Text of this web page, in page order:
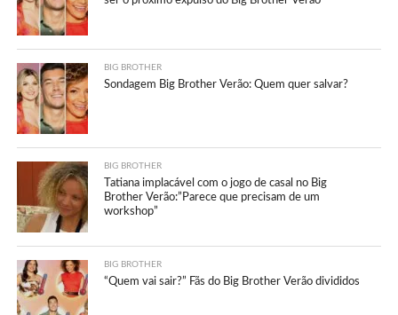
BIG BROTHER
Sondagem Big Brother Verão: Quem quer salvar?
BIG BROTHER
Tatiana implacável com o jogo de casal no Big
Brother Verão:”Parece que precisam de um
workshop”
BIG BROTHER
“Quem vai sair?” Fãs do Big Brother Verão divididos